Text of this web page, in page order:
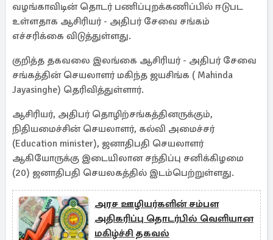
வழங்காவிடின் தொடர் பணிப்புறக்கணிப்பில் ஈடுபட
உள்ளதாக ஆசிரியர் - அதிபர் சேவை சங்கம்
எச்சரிக்கை விடுத்துள்ளது.
குறித்த தகவலை இலங்கை ஆசிரியர் - அதிபர் சேவை
சங்கத்தின் செயலாளர் மகிந்த ஜயசிங்க ( Mahinda
Jayasinghe) தெரிவித்துள்ளார்.
ஆசிரியர், அதிபர் தொழிற்சங்கத்தினருக்கும்,
நிதியமைச்சின் செயலாளர், கல்வி அமைச்சர்
(Education minister), ஜனாதிபதி செயலாளர்
ஆகியோருக்கு இடையிலான சந்திப்பு சனிக்கிழமை
(20) ஜனாதிபதி செயலகத்தில் இடம்பெற்றுள்ளது.
அரச ஊழியர்களின் சம்பள
அதிகரிப்பு தொடர்பில் வெளியான
மகிழ்ச்சி தகவல்